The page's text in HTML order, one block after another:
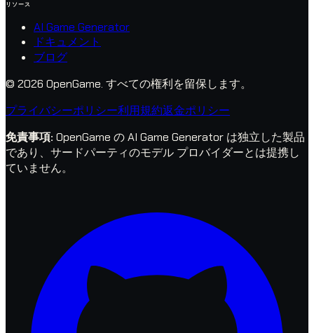
リソース
AI Game Generator
ドキュメント
ブログ
© 2026 OpenGame. すべての権利を留保します。
プライバシーポリシー利用規約返金ポリシー
免責事項: OpenGame の AI Game Generator は独立した製品
であり、サードパーティのモデル プロバイダーとは提携し
ていません。